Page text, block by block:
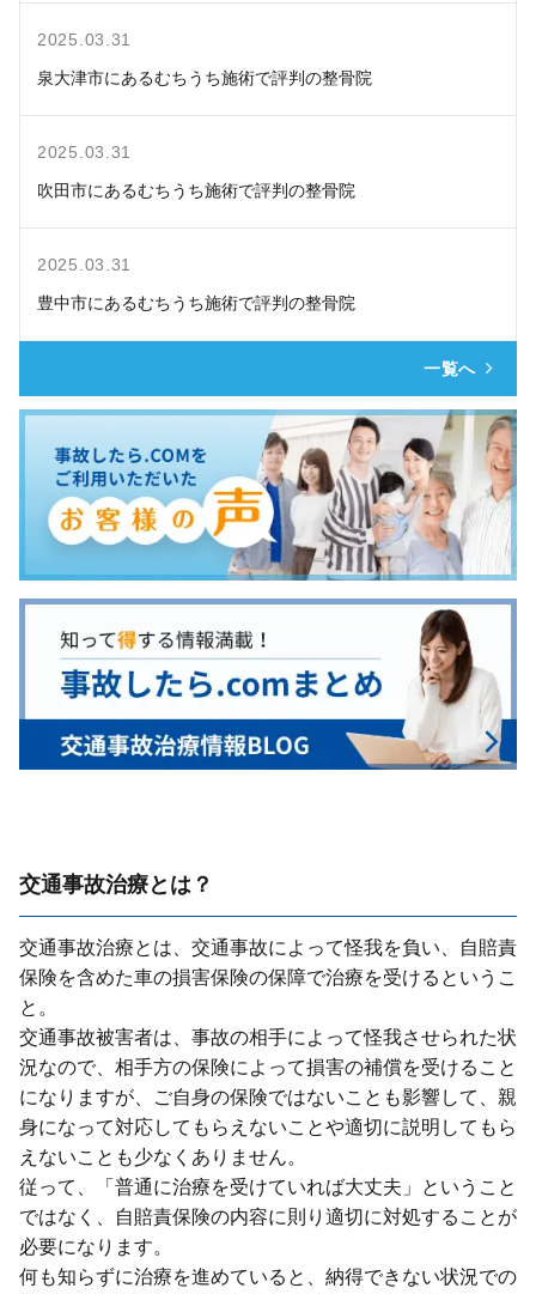
2025.03.31
泉大津市にあるむちうち施術で評判の整骨院
2025.03.31
吹田市にあるむちうち施術で評判の整骨院
2025.03.31
豊中市にあるむちうち施術で評判の整骨院
一覧へ
交通事故治療とは？
交通事故治療とは、交通事故によって怪我を負い、⾃賠責
保険を含めた⾞の損害保険の保障で治療を受けるというこ
と。
交通事故被害者は、事故の相⼿によって怪我させられた状
況なので、相⼿⽅の保険によって損害の補償を受けること
になりますが、ご⾃⾝の保険ではないことも影響して、親
⾝になって対応してもらえないことや適切に説明してもら
えないことも少なくありません。
従って、「普通に治療を受けていれば⼤丈夫」ということ
ではなく、⾃賠責保険の内容に則り適切に対処することが
必要になります。
何も知らずに治療を進めていると、納得できない状況での